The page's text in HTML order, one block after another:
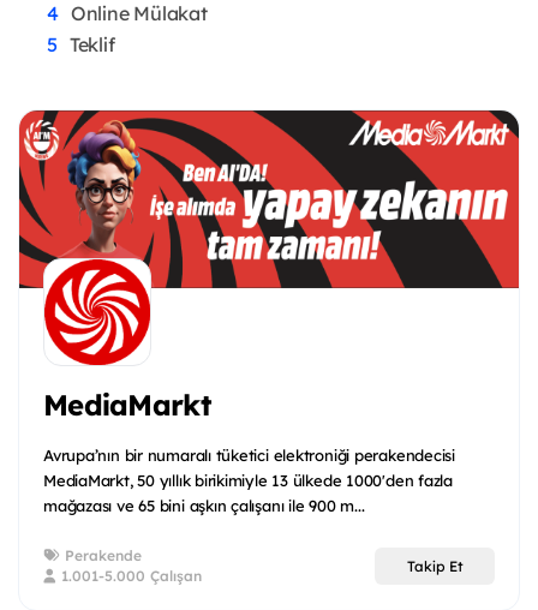
Online Mülakat
Teklif
MediaMarkt
Avrupa’nın bir numaralı tüketici elektroniği perakendecisi
MediaMarkt, 50 yıllık birikimiyle 13 ülkede 1000'den fazla
mağazası ve 65 bini aşkın çalışanı ile 900 m...
Perakende
1.001-5.000 Çalışan
Takip Et